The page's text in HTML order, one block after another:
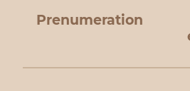
Prenumeration